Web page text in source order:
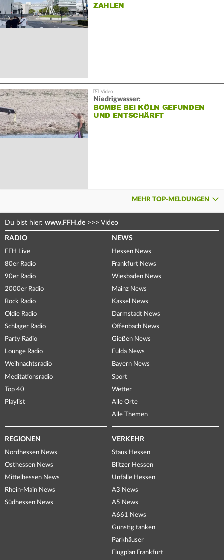
ZAHLEN
Niedrigwasser:
BOMBE BEI KÖLN GEFUNDEN
UND ENTSCHÄRFT
MEHR TOP-MELDUNGEN
Du bist hier: www.FFH.de >>> Video
RADIO
FFH Live
80er Radio
90er Radio
2000er Radio
Rock Radio
Oldie Radio
Schlager Radio
Party Radio
Lounge Radio
Weihnachtsradio
Meditationsradio
Top 40
Playlist
NEWS
Hessen News
Frankfurt News
Wiesbaden News
Mainz News
Kassel News
Darmstadt News
Offenbach News
Gießen News
Fulda News
Bayern News
Sport
Wetter
Alle Orte
Alle Themen
REGIONEN
Nordhessen News
Osthessen News
Mittelhessen News
Rhein-Main News
Südhessen News
VERKEHR
Staus Hessen
Blitzer Hessen
Unfälle Hessen
A3 News
A5 News
A661 News
Günstig tanken
Parkhäuser
Flugplan Frankfurt